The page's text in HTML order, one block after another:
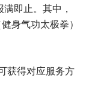
即止。其中，
身气功太极拳）
得对应服务方